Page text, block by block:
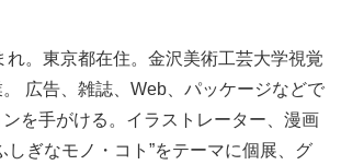
れ。東京都在住。金沢美術工芸大学視覚
広告、雑誌、Web、パッケージなどで
を手がける。イラストレーター、漫画
しぎなモノ・コト”をテーマに個展、グ